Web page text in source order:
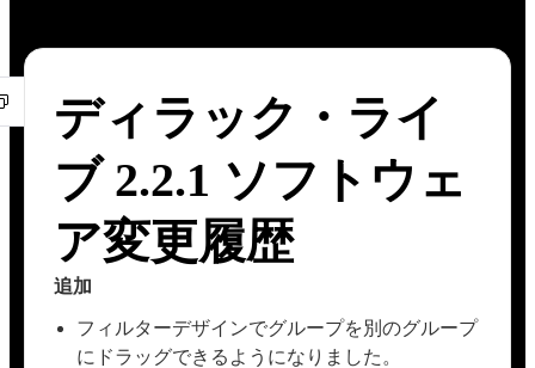
ディラック・ライ
ブ 2.2.1 ソフトウェ
ア変更履歴
追加
フィルターデザインでグループを別のグループ
にドラッグできるようになりました。